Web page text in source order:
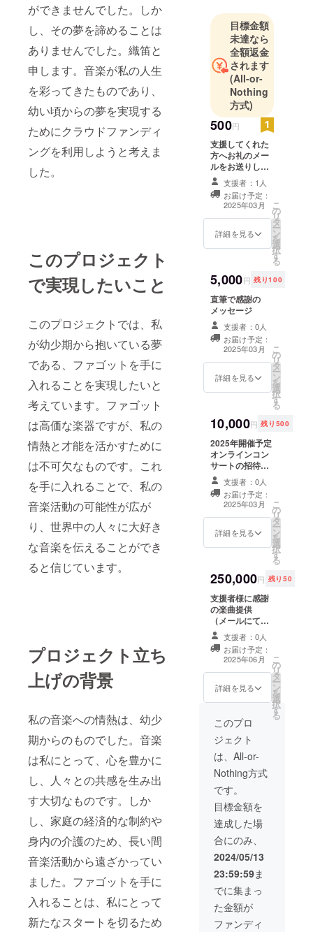
ができませんでした。しか
し、その夢を諦めることは
ありませんでした。織笛と
申します。音楽が私の人生
を彩ってきたものであり、
幼い頃からの夢を実現する
ためにクラウドファンディ
ングを利用しようと考えま
した。
このプロジェクト
で実現したいこと
このプロジェクトでは、私
が幼少期から抱いている夢
である、ファゴットを手に
入れることを実現したいと
考えています。ファゴット
は高価な楽器ですが、私の
情熱と才能を活かすために
は不可欠なものです。これ
を手に入れることで、私の
音楽活動の可能性が広が
り、世界中の人々に大好き
な音楽を伝えることができ
ると信じています。
プロジェクト立ち
上げの背景
私の音楽への情熱は、幼少
期からのものでした。音楽
は私にとって、心を豊かに
し、人々との共感を生み出
す大切なものです。しか
し、家庭の経済的な制約や
身内の介護のため、長い間
音楽活動から遠ざかってい
ました。ファゴットを手に
入れることは、私にとって
新たなスタートを切るため
目標金額
未達なら
全額返金
されます
(All-or-
Nothing
方式)
500円
支援してくれた
方へお礼のメー
ルをお送りしま
す！支援者：1人
お届け予定：
2025年03月
詳細を見る
こ
の
リ
タ
ー
ン
を
選
択
す
る
5,000円 残り100
直筆で感謝の
メッセージ
支援者：0人
お届け予定：
2025年03月
詳細を見る
こ
の
リ
タ
ー
ン
を
選
択
す
る
10,000円 残り500
2025年開催予定
オンラインコン
サートの招待チ
ケット(メールに
てURLをお送り
します) ・実施日
時：2025年3月1
日 19時から約
２時間 ・参加方
ます。
支援者：0人
お届け予定：
2025年03月
詳細を見る
こ
の
リ
タ
ー
ン
を
選
択
す
る
250,000円 残り50
支援者様に感謝
の楽曲提供
（メールにて音
源をお送りしま
す） ・収録時
間：約3分間
支援者：0人
お届け予定：
2025年06月
詳細を見る
こ
の
リ
タ
ー
ン
を
選
択
す
る
このプロ
ジェクト
は、All-or-
Nothing方式
です。
目標金額を
達成した場
合にのみ、
2024/05/13
23:59:59ま
でに集まっ
た金額が
ファンディ